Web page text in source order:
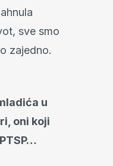
sve smo
zajedno.
u
oni koji